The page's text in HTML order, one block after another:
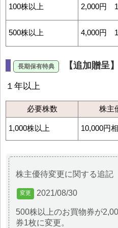
100株以上 2,000円
500株以上 4,000円
【追加贈呈
１年以上
必要株数 株主
1,000株以上 10,000円
株主優待変更に関する追記
2021/08/30
500株以上のお買物券が
券1枚に変更。